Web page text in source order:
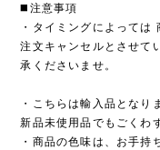
◼️注意事項
・タイミングによっては
注文キャンセルとさせて
承くださいませ。
・こちらは輸入品となり
新品未使用品でもごくわ
・商品の色味は、お手持